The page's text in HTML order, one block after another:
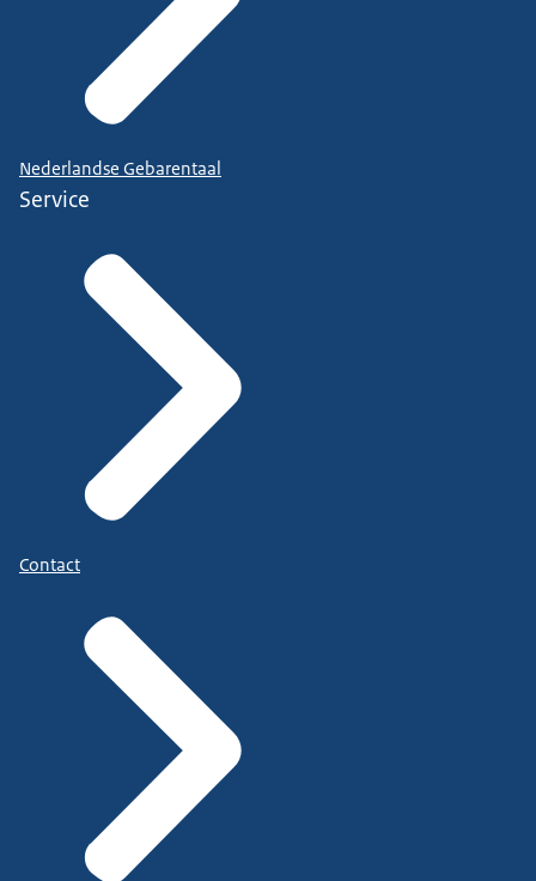
Nederlandse Gebarentaal
Service
Contact